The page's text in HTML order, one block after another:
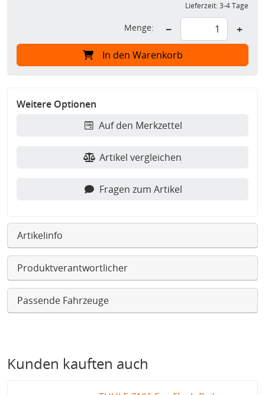
Lieferzeit:3-4 Tage
Menge: − +
In den Warenkorb
Weitere Optionen
Auf den Merkzettel
Artikel vergleichen
Fragen zum Artikel
Artikelinfo
Produktverantwortlicher
Passende Fahrzeuge
Kunden kauften auch